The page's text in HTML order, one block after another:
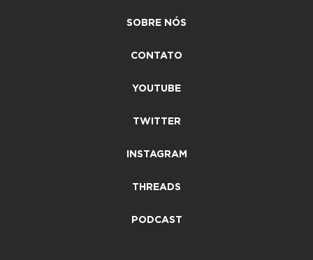
SOBRE NÓS
CONTATO
YOUTUBE
TWITTER
INSTAGRAM
THREADS
PODCAST